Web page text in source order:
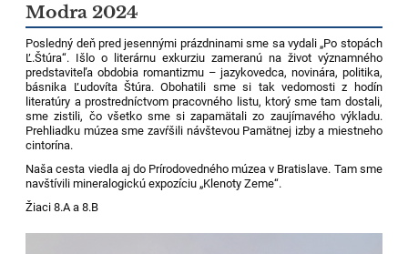
Modra 2024
Posledný deň pred jesennými prázdninami sme sa vydali „Po stopách
Ľ.Štúra“. Išlo o literárnu exkurziu zameranú na život významného
predstaviteľa obdobia romantizmu – jazykovedca, novinára, politika,
básnika Ľudovíta Štúra. Obohatili sme si tak vedomosti z hodín
literatúry a prostredníctvom pracovného listu, ktorý sme tam dostali,
sme zistili, čo všetko sme si zapamätali zo zaujímavého výkladu.
Prehliadku múzea sme zavŕšili návštevou Pamätnej izby a miestneho
cintorína.
Naša cesta viedla aj do Prírodovedného múzea v Bratislave. Tam sme
navštívili mineralogickú expozíciu „Klenoty Zeme“.
Žiaci 8.A a 8.B